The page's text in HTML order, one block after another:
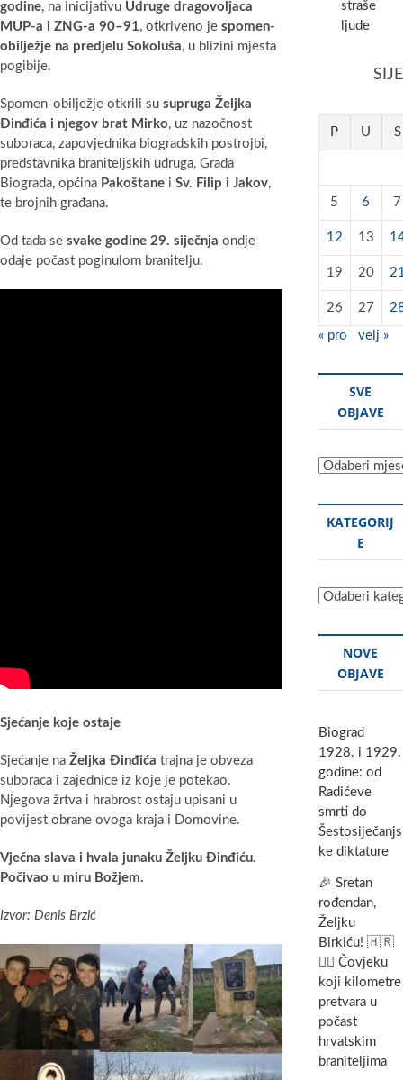
godine, na inicijativu Udruge dragovoljaca
MUP-a i ZNG-a 90–91, otkriveno je spomen-
obilježje na predjelu Sokoluša, u blizini mjesta
pogibije.
Spomen-obilježje otkrili su supruga Željka
Đinđića i njegov brat Mirko, uz nazočnost
suboraca, zapovjednika biogradskih postrojbi,
predstavnika braniteljskih udruga, Grada
Biograda, općina Pakoštane i Sv. Filip i Jakov,
te brojnih građana.
Od tada se svake godine 29. siječnja ondje
odaje počast poginulom branitelju.
Sjećanje koje ostaje
Sjećanje na Željka Đinđića trajna je obveza
suboraca i zajednice iz koje je potekao.
Njegova žrtva i hrabrost ostaju upisani u
povijest obrane ovoga kraja i Domovine.
Vječna slava i hvala junaku Željku Đinđiću.
Počivao u miru Božjem.
Izvor: Denis Brzić
straše
ljude
P U S
5 6 7
12 13
19 20
26 27
« pro velj »
SVE
OBJAVE
Sve
KATEGORIJ
E
Kategorije
NOVE
OBJAVE
Biograd
1928. i 1929.
godine: od
Radićeve
smrti do
Šestosiječanjs
ke diktature
🎉 Sretan
rođendan,
Željku
Birkiću! 🇭🇷
🏃‍♂️ Čovjeku
koji kilometre
pretvara u
počast
hrvatskim
braniteljima